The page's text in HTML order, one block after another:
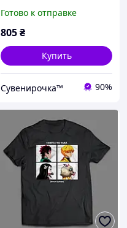
(F010046_7)
Готово к отправке
805₴
Купить
Сувенирочка™ 90%